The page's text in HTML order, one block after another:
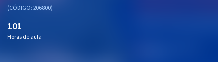
OAB
Mentorias
(CÓDIGO: 206800)
101
Horas de aula